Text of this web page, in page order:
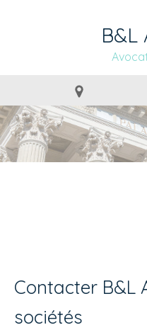
B&L
Contacter B&L
sociétés